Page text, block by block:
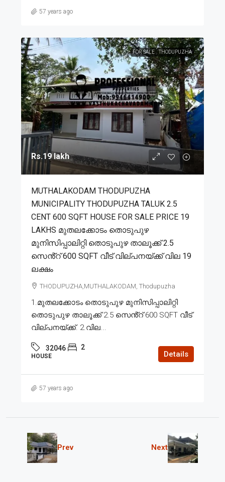
57 years ago
FOR SALE THODUPUZHA
Rs.19 lakh
MUTHALAKODAM THODUPUZHA
MUNICIPALITY THODUPUZHA TALUK 2.5
CENT 600 SQFT HOUSE FOR SALE PRICE 19
LAKHS മുതലക്കോടം തൊടുപുഴ
മുനിസിപ്പാലിറ്റി തൊടുപുഴ താലൂക്ക് 2.5
സെൻ്റ് 600 SQFT വീട് വില്പനയ്ക്ക് വില 19
ലക്ഷം
THODUPUZHA,MUTHALAKODAM, Thodupuzha
1.മുതലക്കോടം തൊടുപുഴ മുനിസിപ്പാലിറ്റി
തൊടുപുഴ താലൂക്ക് 2.5 സെൻ്റ് 600 SQFT വീട്
വില്പനയ്ക്ക്. 2.വില...
32046 2
HOUSE Details
57 years ago
Prev Next